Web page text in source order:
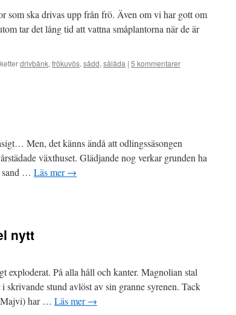
som ska drivas upp från frö. Även om vi har gott om
tar det lång tid att vattna småplantorna när de är
drivbänk, frökuvös, sådd, sålåda | 5 kommentarer
Men, det känns ändå att odlingssäsongen
växthuset. Glädjande nog verkar grunden ha
sand … Läs mer→
nytt
exploderat. På alla håll och kanter. Magnolian stal
stund avlöst av sin granne syrenen. Tack
Majvi) har … Läs mer→